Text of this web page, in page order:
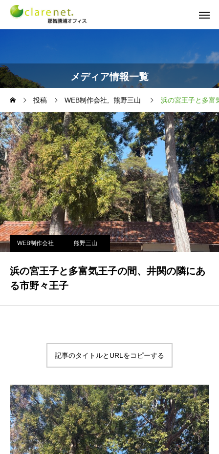
メディア情報一覧
投稿 WEB制作会社 熊野三山 浜の宮王子と多富
WEB制作会社 熊野三山
浜の宮王子と多富気王子の間、井関の隣にあ
る市野々王子
記事のタイトルとURLをコピーする